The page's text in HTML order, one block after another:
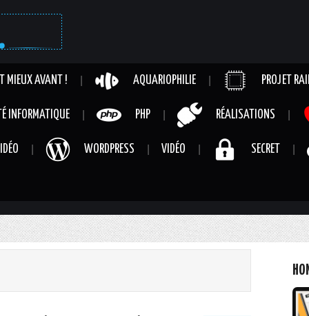
MIEUX AVANT ! AQUARIOPHILIE PROJET
INFORMATIQUE PHP RÉALISATIONS
WORDPRESS VIDÉO SECRET